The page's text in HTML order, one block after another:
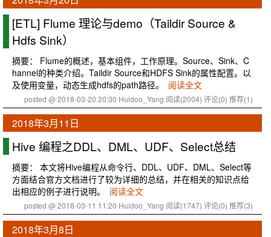
[ETL] Flume 理论与demo（Taildir Source &
Hdfs Sink）
摘要： Flume的概述，基本组件，工作原理。Source、Sink、C
hannel的种类介绍。Taildir Source和HDFS Sink的属性配置。以
及使用变量，动态生成hdfs的path路径。
阅读全文
posted @ 2018-03-20 20:30 Huidoo_Yang 阅读(2004) 评论(0) 推荐(1)
2018年3月11日
Hive 编程之DDL、DML、UDF、Select总结
摘要： 本文将Hive编程从命令行、DDL、UDF、DML、Select等
方面结合官方文档进行了较为详细的总结，并在相关的知识点给
出相应的例子进行说明。
阅读全文
posted @ 2018-03-11 11:20 Huidoo_Yang 阅读(1747) 评论(0) 推荐(3)
2018年3月8日